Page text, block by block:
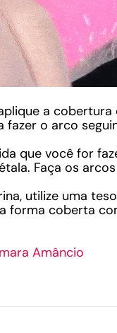
a
fazer o arco
que você for
Faça os
utilize uma
forma coberta
Amâncio